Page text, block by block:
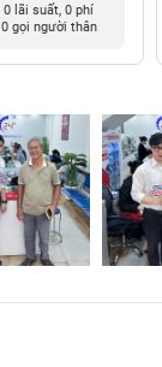
lãi suất, 0 phí
gọi người thân